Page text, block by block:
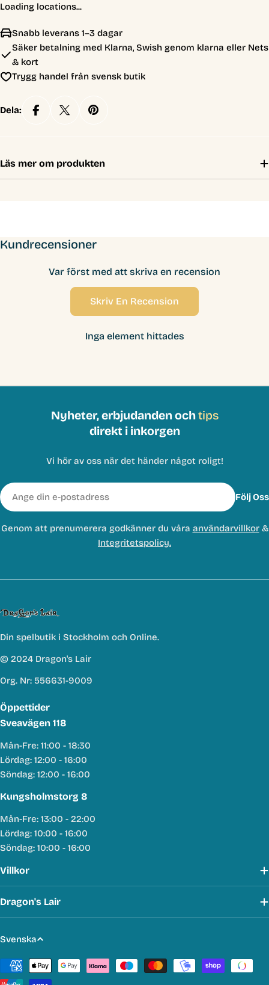
Loading locations...
Snabb leverans 1–3 dagar
Säker betalning med Klarna, Swish genom klarna eller Nets
& kort
Trygg handel från svensk butik
Dela:
Läs mer om produkten
Kundrecensioner
Var först med att skriva en recension
Skriv En Recension
Inga element hittades
Nyheter, erbjudanden ochtips
direkt i inkorgen
Vi hör av oss när det händer något roligt!
E-
post
Följ Oss
Genom att prenumerera godkänner du våra användarvillkor&
Integritetspolicy.
Din spelbutik i Stockholm och Online.
© 2024 Dragon's Lair
Org. Nr: 556631-9009
Öppettider
Sveavägen 118
Mån-Fre: 11:00 - 18:30
Lördag: 12:00 - 16:00
Söndag: 12:00 - 16:00
Kungsholmstorg 8
Mån-Fre: 13:00 - 22:00
Lördag: 10:00 - 16:00
Söndag: 10:00 - 16:00
Villkor
Dragon's Lair
S
p
r
Svenska
Betalmetoder